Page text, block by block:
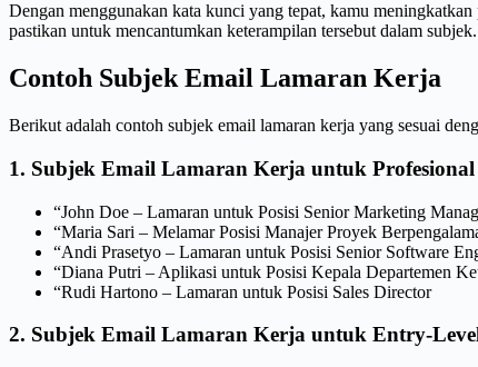
Dengan menggunakan kata kunci yang tepat, kamu
pastikan untuk mencantumkan keterampilan tersebut dalam subjek.
Contoh Subjek Email Lamaran Kerja
Berikut adalah contoh subjek email lamaran kerja yang sesuai
1. Subjek Email Lamaran Kerja untuk Profesional
“John Doe – Lamaran untuk Posisi Senior Marketing
“Maria Sari – Melamar Posisi Manajer Proyek
“Andi Prasetyo – Lamaran untuk Posisi Senior Software
“Diana Putri – Aplikasi untuk Posisi Kepala Departemen
“Rudi Hartono – Lamaran untuk Posisi Sales Director
2. Subjek Email Lamaran Kerja untuk Entry-